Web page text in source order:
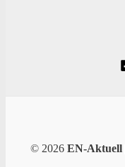
© 2026 EN-Aktuell